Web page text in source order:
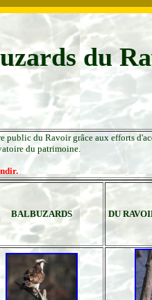
du
du Ravoir grâce aux efforts
du patrimoine.
BALBUZARDS DU